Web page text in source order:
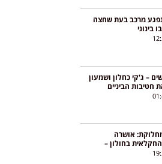
ילד בן 9 נפגע מרכב בעת שחצה
בינוני
– ג'קי כחלון ושמעון
חטיבות הביניים
הקרובה
אושרה
בחולון –